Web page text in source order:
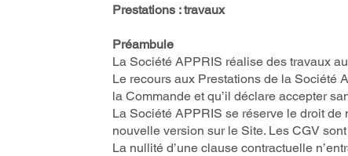
Prestations : travaux
Préambule
La Société APPRIS réalise des travaux
Le recours aux Prestations de la Société
la Commande et qu’il déclare accepter
La Société APPRIS se réserve le droit
nouvelle version sur le Site. Les CGV
La nullité d’une clause contractuelle